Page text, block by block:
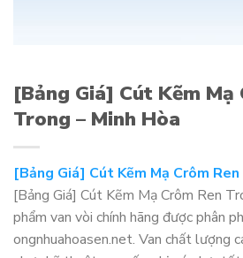
[Bảng Giá] Cút Kẽm Mạ
Trong – Minh Hòa
[Bảng Giá] Cút Kẽm Mạ Crôm
[Bảng Giá] Cút Kẽm Mạ Crôm Ren
phẩm van vòi chính hãng được phân
ongnhuahoasen.net. Van chất lượng